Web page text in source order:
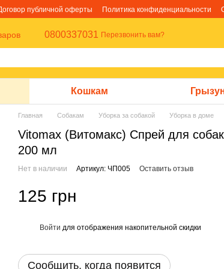
публичной оферты Политика конфиденциальности
0800337031 Перезвонить вам?
Кошкам
Главная Собакам Уборка за собакой Уборка в доме
Vitomax (Витомакс) Спрей для
200 мл
Нет в наличии Артикул: ЧП005 Оставить отзыв
125 грн
Войти для отображения накопительной скидки
Сообщить, когда появится